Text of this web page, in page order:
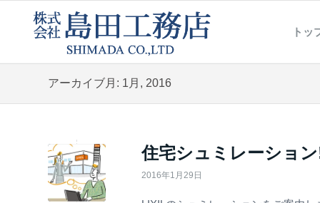
トッ
アーカイブ月: 1月, 2016
住宅シュミレーショ
2016年1月29日